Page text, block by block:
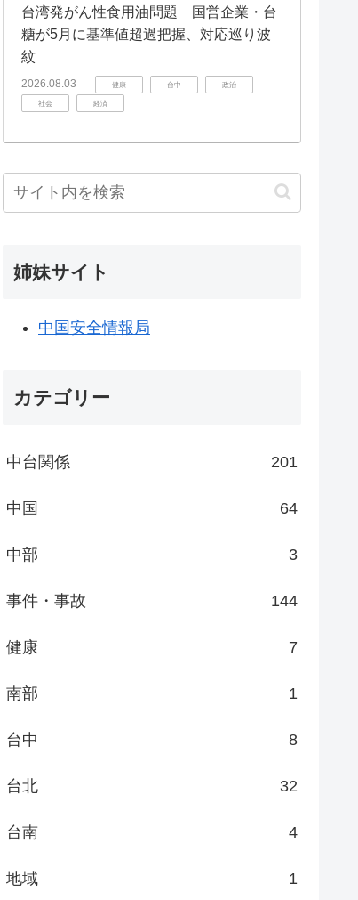
台湾発がん性食用油問題 国営企業・台
糖が5月に基準値超過把握、対応巡り波
紋
2026.08.03 健康 台中 政治
社会 経済
姉妹サイト
中国安全情報局
カテゴリー
中台関係 201
中国 64
中部 3
事件・事故 144
健康 7
南部 1
台中 8
台北 32
台南 4
地域 1